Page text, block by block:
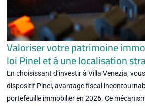
Valoriser votre patrimoine
loi Pinel et à une localisation
En choisissant d’investir à Villa Venezia,
dispositif Pinel, avantage fiscal
portefeuille immobilier en 2026. Ce